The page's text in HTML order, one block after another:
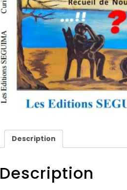
Description
Description